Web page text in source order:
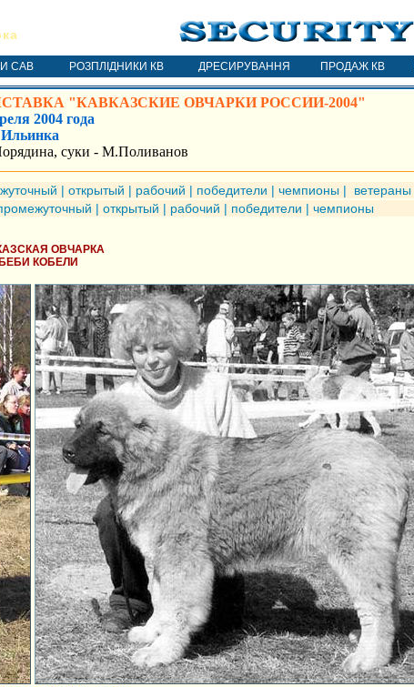
САВ РОЗПЛІДНИКИ КВ ДРЕСИРУВАННЯ ПРОДАЖ КВ
"КАВКАЗСКИЕ ОВЧАРКИ РОССИИ-2004"
2004 года
Ильинка
суки - М.Поливанов
| открытый | рабочий | победители | чемпионы | ветераны
| открытый | рабочий | победители | чемпионы
ОВЧАРКА
БЕБИ КОБЕЛИ